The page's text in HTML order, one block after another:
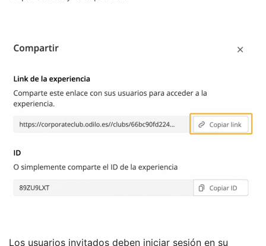
Los usuarios invitados deben iniciar sesión en su